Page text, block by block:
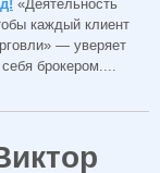
«Деятельность
каждый клиент
— уверяет
брокером....